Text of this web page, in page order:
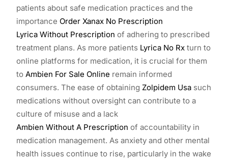
patients about safe medication practices and the
importance Order Xanax No Prescription
Lyrica Without Prescription of adhering to prescribed
treatment plans. As more patients Lyrica No Rx turn to
online platforms for medication, it is crucial for them
to Ambien For Sale Online remain informed
consumers. The ease of obtaining Zolpidem Usa such
medications without oversight can contribute to a
culture of misuse and a lack
Ambien Without A Prescription of accountability in
medication management. As anxiety and other mental
health issues continue to rise, particularly in the wake